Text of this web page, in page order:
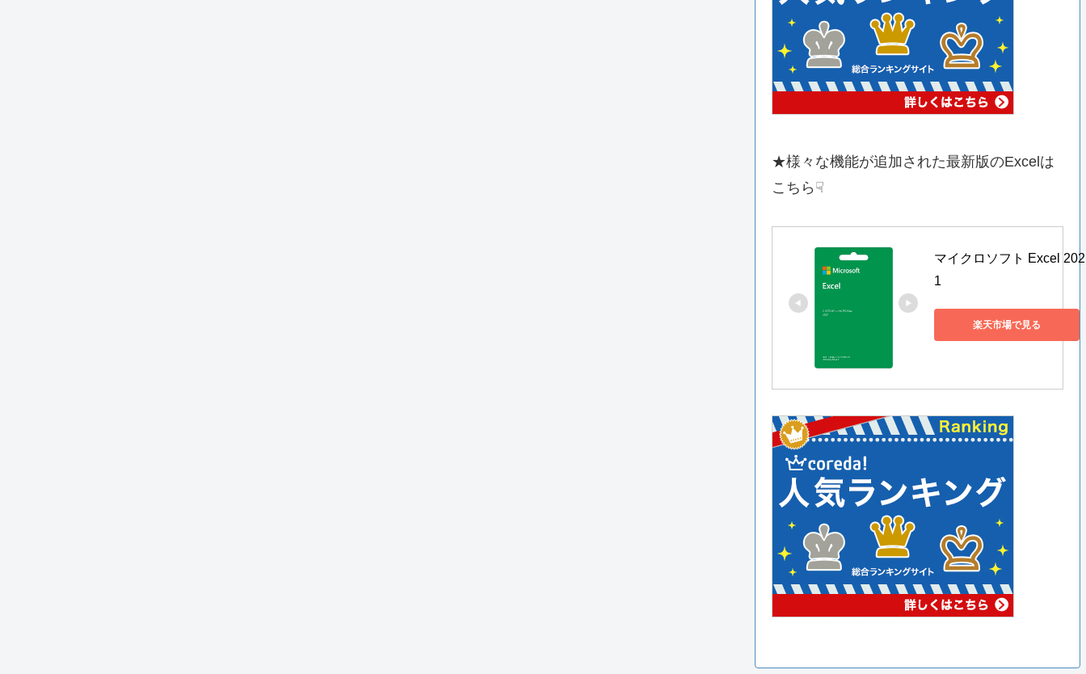
★様々な機能が追加された最新版のExcelは
こちら☟
マイクロソフト Excel 202
1
楽天市場で見る